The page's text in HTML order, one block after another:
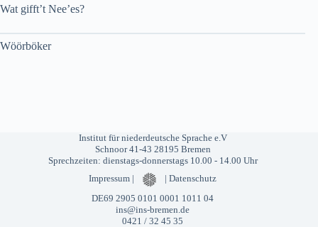
Wat gifft’t Nee’es?
Wöörböker
Institut für niederdeutsche Sprache e.V
Schnoor 41-43 28195 Bremen
Sprechzeiten: dienstags-donnerstags 10.00 - 14.00 Uhr
Impressum | |Datenschutz
DE69 2905 0101 0001 1011 04
ins@ins-bremen.de
0421 / 32 45 35